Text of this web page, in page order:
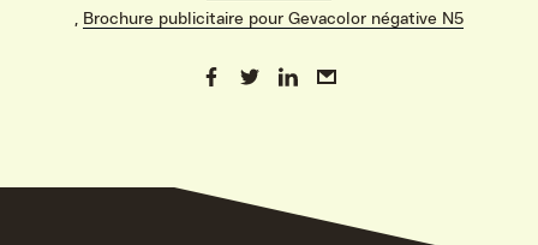
, Brochure publicitaire pour Gevacolor négative N5